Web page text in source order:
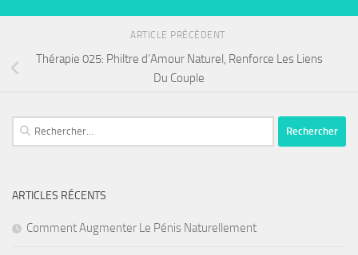
ARTICLE PRÉCÉDENT
Thérapie 025: Philtre d’Amour Naturel, Renforce Les Liens
Du Couple
Rechercher :
ARTICLES RÉCENTS
Comment Augmenter Le Pénis Naturellement